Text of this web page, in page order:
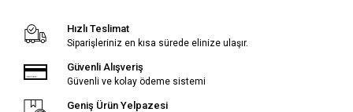
Hızlı Teslimat
Siparişleriniz en kısa sürede elinize ulaşır.
Güvenli Alışveriş
Güvenli ve kolay ödeme sistemi
Geniş Ürün Yelpazesi